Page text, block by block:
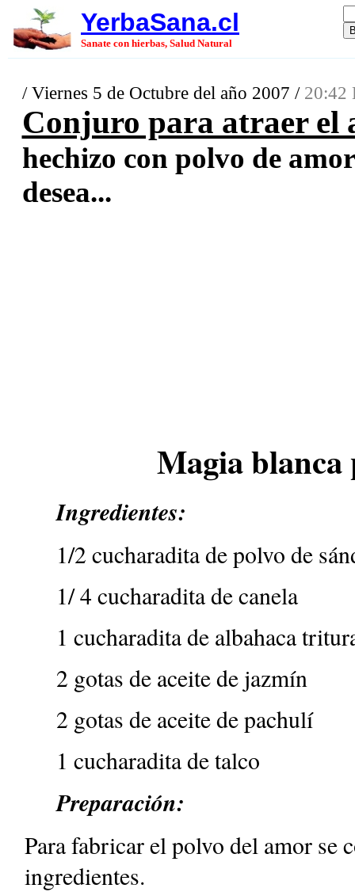
YerbaSana.cl
Sanate con hierbas, Salud Natural
/ Viernes 5 de Octubre del año 2007 / 20:42
Conjuro para atraer el
hechizo con polvo de
desea...
Magia
Ingredientes:
1/2 cucharadita de polvo de
1/ 4 cucharadita de canela
1 cucharadita de albahaca
2 gotas de aceite de jazmín
2 gotas de aceite de pachulí
1 cucharadita de talco
Preparación:
Para fabricar el polvo del amor se
ingredientes.